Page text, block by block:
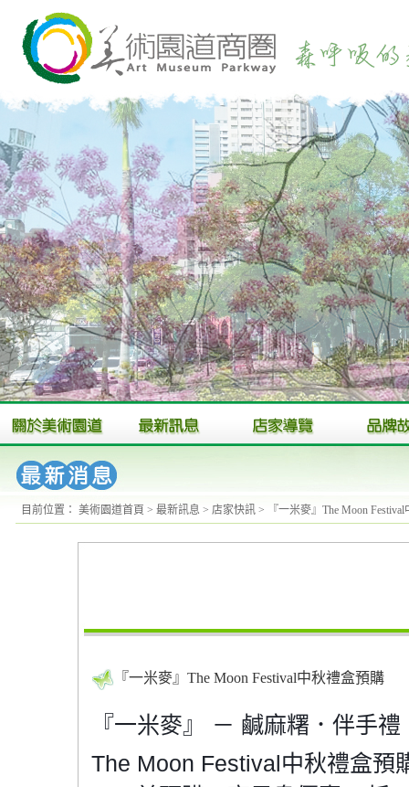
目前位置： 美術園道首頁 > 最新訊息 > 店家快訊 > 『一米麥』The Moon
『一米麥』The Moon Festival中秋禮盒預購
『一米麥』 － 鹹麻糬．伴手
The Moon Festival中秋禮盒預